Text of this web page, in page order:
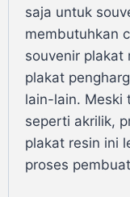
saja untuk
membutuhkan
souvenir plakat
plakat
lain-lain. Meski
seperti akrilik,
plakat resin ini
proses